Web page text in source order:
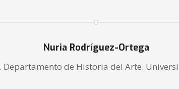
Nuria Rodríguez-Ortega
Departamento de Historia del Arte.